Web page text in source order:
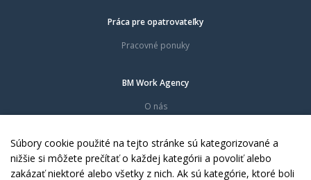
Práca pre opatrovateľky
Pracovné ponuky
BM Work Agency
O nás
Dokumenty
Kontakty
Súbory cookie použité na tejto stránke sú kategorizované a
nižšie si môžete prečítať o každej kategórii a povoliť alebo
zakázať niektoré alebo všetky z nich. Ak sú kategórie, ktoré boli